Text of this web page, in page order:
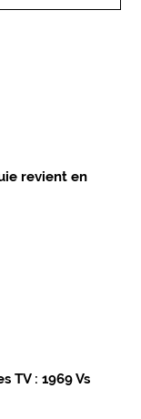
revient en
TV : 1969 Vs